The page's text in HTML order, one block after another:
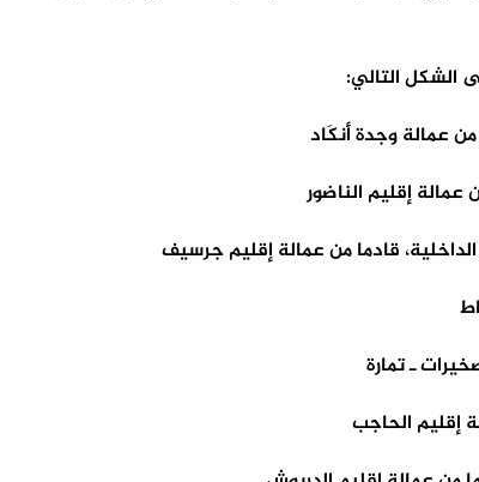
الشكل التالي:
عمالة وجدة أنكَاد
عمالة إقليم الناضور
قادما من عمالة إقليم جرسيف
ـ تمارة
إقليم الحاجب